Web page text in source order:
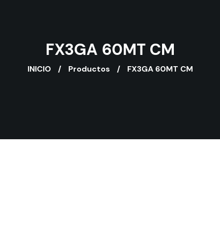
FX3GA 60MT CM
INICIO Productos FX3GA 60MT CM